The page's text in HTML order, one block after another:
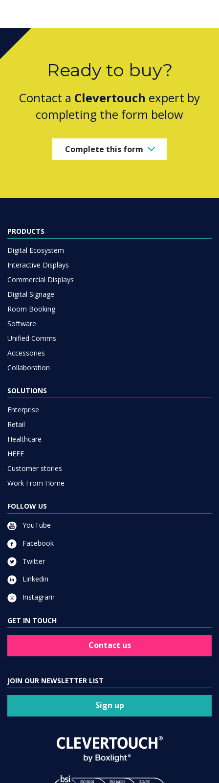
Ready to buy?
Contact a Clevertouch expert by
completing the form below
Complete this form
PRODUCTS
Digital Ecosystem
Interactive Displays
Commercial Displays
Digital Signage
Room Booking
Software
Unified Comms
Accessories
Collaboration
SOLUTIONS
Enterprise
Retail
Healthcare
HEFE
Customer stories
Work From Home
FOLLOW US
YouTube
Facebook
Twitter
Linkedin
Instagram
GET IN TOUCH
Contact us
JOIN OUR NEWSLETTER LIST
Sign up